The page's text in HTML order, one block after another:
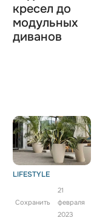
кресел до
модульных
диванов
LIFESTYLE
Сохранить
21
февраля
2023